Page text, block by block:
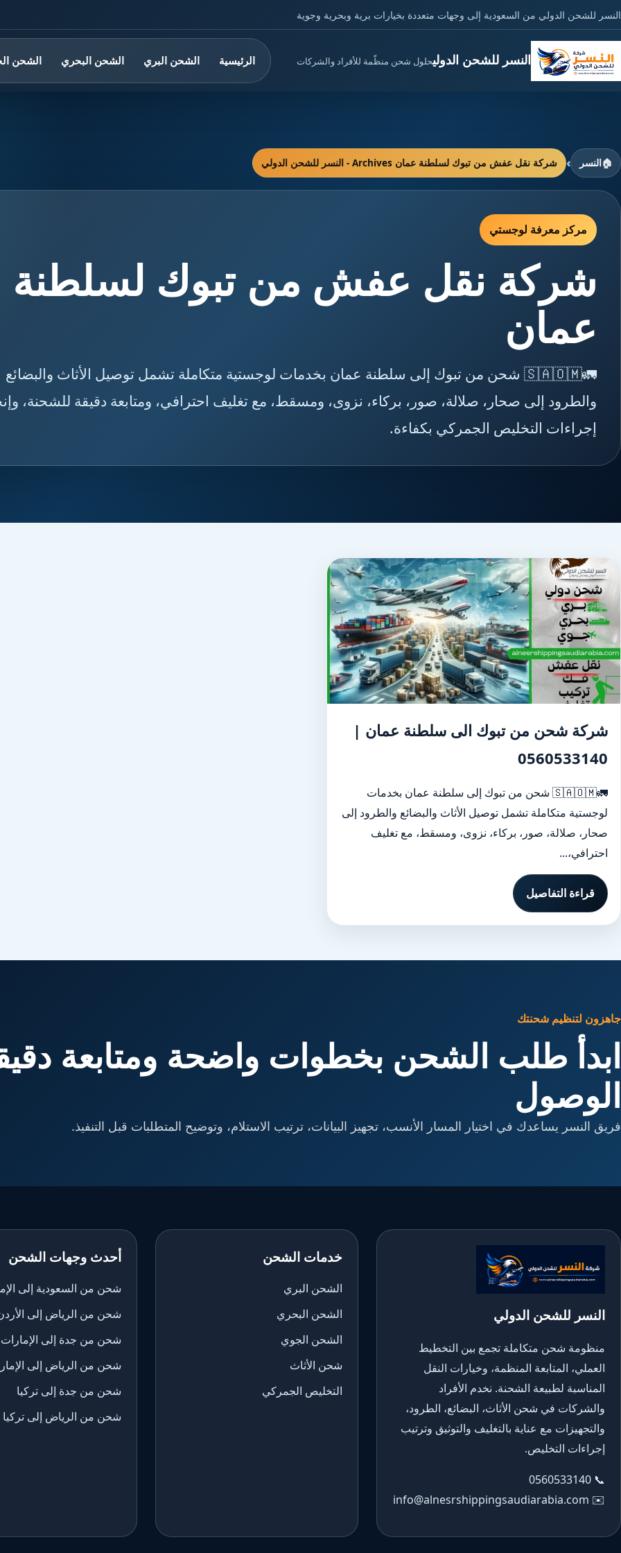
النسر للشحن الدولي من السعودية إلى وجهات متعددة بخيارات برية وبحرية وجوية
النسر للشحن الدوليحلول شحن منظّمة للأفراد والشركات الرئيسية الشحن البري الشحن البحري الشحن
🏠النسر › شركة نقل عفش من تبوك لسلطنة عمان Archives - النسر للشحن الدولي
مركز معرفة لوجستي
شركة نقل عفش من تبوك لسلطنة
عمان
🚛🇸🇦🇴🇲 شحن من تبوك إلى سلطنة عمان بخدمات لوجستية متكاملة تشمل توصيل الأثاث والبضائع
والطرود إلى صحار، صلالة، صور، بركاء، نزوى، ومسقط، مع تغليف احترافي، ومتابعة دقيقة للشحنة،
إجراءات التخليص الجمركي بكفاءة.
شركة شحن من تبوك الى سلطنة عمان |
0560533140
🚛🇸🇦🇴🇲 شحن من تبوك إلى سلطنة عمان بخدمات
لوجستية متكاملة تشمل توصيل الأثاث والبضائع والطرود إلى
صحار، صلالة، صور، بركاء، نزوى، ومسقط، مع تغليف
احترافي،...
قراءة التفاصيل
جاهزون لتنظيم شحنتك
ابدأ طلب الشحن بخطوات واضحة ومتابعة
الوصول
فريق النسر يساعدك في اختيار المسار الأنسب، تجهيز البيانات، ترتيب الاستلام، وتوضيح المتطلبات قبل التنفيذ.
النسر للشحن الدولي
منظومة شحن متكاملة تجمع بين التخطيط
العملي، المتابعة المنظمة، وخيارات النقل
المناسبة لطبيعة الشحنة. نخدم الأفراد
والشركات في شحن الأثاث، البضائع، الطرود،
والتجهيزات مع عناية بالتغليف والتوثيق وترتيب
إجراءات التخليص.
📞
0560533140
✉️
info@alnesrshippingsaudiarabia.com
خدمات الشحن
الشحن البري
الشحن البحري
الشحن الجوي
شحن الأثاث
التخليص الجمركي
أحدث وجهات الشحن
شحن من السعودية إلى
شحن من الرياض إلى
شحن من جدة إلى الإمارات
شحن من الرياض إلى
شحن من جدة إلى تركيا
شحن من الرياض إلى تركيا